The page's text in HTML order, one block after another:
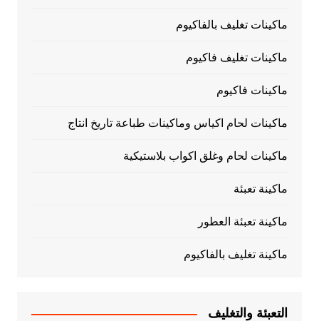
ماكينات تغليف بالفاكيوم
ماكينات تغليف فاكيوم
ماكينات فاكيوم
ماكينات لحام اكياس وماكينات طباعة تاريخ انتاج
ماكينات لحام وغلق اكواب بلاستيكية
ماكينة تعبئة
ماكينة تعبئة العطور
ماكينة تغليف بالفاكيوم
التعبئة والتغليف